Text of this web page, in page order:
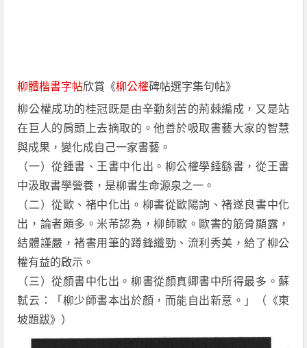
柳體楷書字帖欣賞《柳公權碑帖選字集句帖》
柳公權成功的桂冠既是由辛勤刻苦的荊棘編成，又是站
在巨人的肩頭上去摘取的。他善於吸取書藝大家的智慧
與成果，變化成自己一家書藝。
（一）從鍾書、王書中化出。柳公權學錘繇書，從王書
中汲取書學營養，是柳書生命源泉之一。
（二）從歐、褚中化出。柳書從歐陽詢、褚遂良書中化
出，論者頗多。米芾認為，柳師歐。歐書的筋骨顯露，
結體謹嚴，褚書用筆的蹲鋒纖勁、流利秀美，給了柳公
權有益的啟示。
（三）從顏書中化出。柳書從顏真卿書中所得最多。蘇
軾云：「柳少師書本出於顏，而能自出新意。」（《東
坡題跋》）